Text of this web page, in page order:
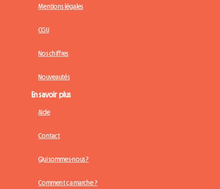
Mentions légales
CGU
Nos chiffres
Nouveautés
En savoir plus
Aide
Contact
Qui sommes-nous ?
Comment ça marche ?